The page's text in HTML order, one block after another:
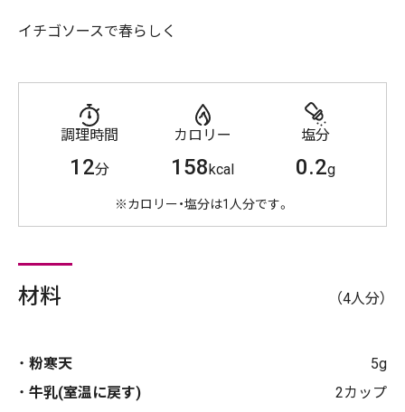
イチゴソースで春らしく
調理時間
12分
カロリー
158kcal
塩分
0.2g
※カロリー・塩分は1人分です。
材料 （4人分）
粉寒天
5g
牛乳(室温に戻す)
2カップ